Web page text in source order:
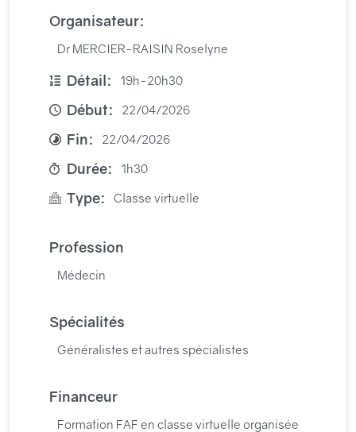
Organisateur:
Dr MERCIER-RAISIN Roselyne
Détail: 19h-20h30
Début: 22/04/2026
Fin: 22/04/2026
Durée: 1h30
Type: Classe virtuelle
Profession
Médecin
Spécialités
Généralistes et autres spécialistes
Financeur
Formation FAF en classe virtuelle organisée